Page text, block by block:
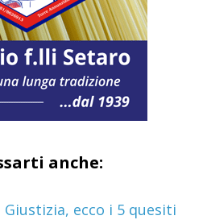
anche:
Giustizia, ecco i 5 quesiti